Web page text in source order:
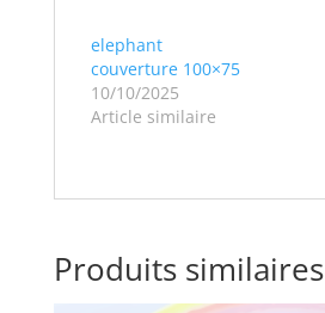
elephant
couverture 100×75
10/10/2025
Article similaire
Produits similaires